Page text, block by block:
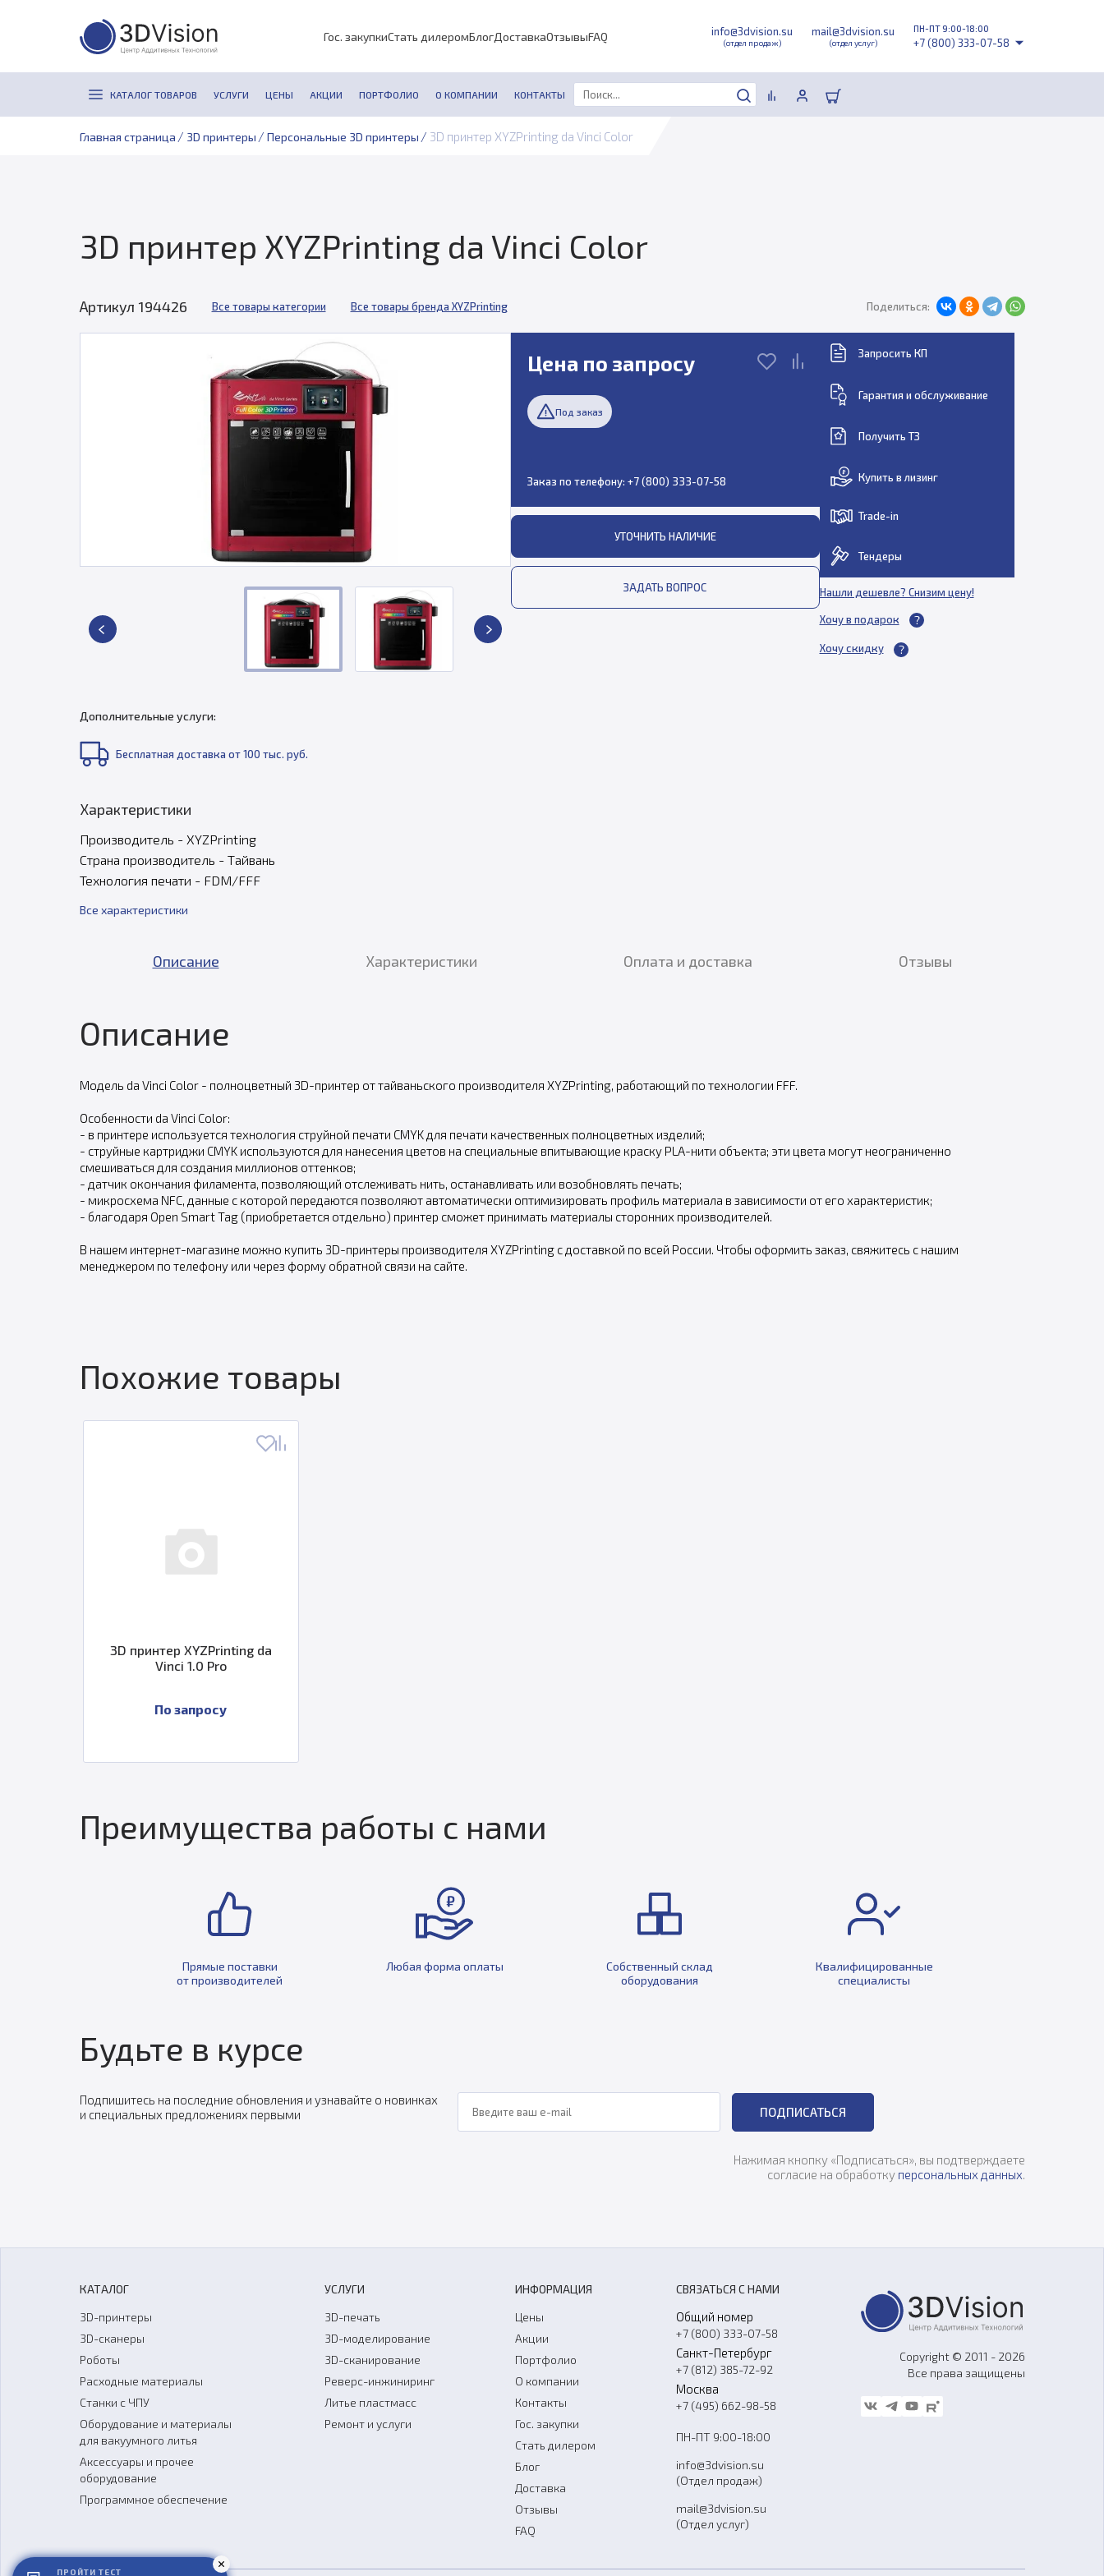
Гос. закупкиСтать дилеромБлогДоставкаОтзывыFAQ info@3dvision.su
(отдел продаж)
mail@3dvision.su
(отдел услуг)
ПН-ПТ 9:00-18:00
+7 (800) 333-07-58
КАТАЛОГ ТОВАРОВ УСЛУГИ ЦЕНЫ АКЦИИ ПОРТФОЛИО О КОМПАНИИ КОНТАКТЫ
Главная страница / 3D принтеры / Персональные 3D принтеры / 3D принтер XYZPrinting da Vinci Color
3D принтер XYZPrinting da Vinci Color
Артикул 194426 Все товары категории Все товары бренда XYZPrinting Поделиться:
Цена по запросу
Под заказ
Заказ по телефону: +7 (800) 333-07-58
УТОЧНИТЬ НАЛИЧИЕ
ЗАДАТЬ ВОПРОС
Запросить КП
Гарантия и обслуживание
Получить ТЗ
Купить в лизинг
Trade-in
Тендеры
Нашли дешевле? Снизим цену!
Хочу в подарок
Хочу скидку
Дополнительные услуги:
Бесплатная доставка от 100 тыс. руб.
Характеристики
Производитель - XYZPrinting
Страна производитель - Тайвань
Технология печати - FDM/FFF
Все характеристики
Описание Характеристики Оплата и доставка Отзывы
Описание
Модель da Vinci Color - полноцветный 3D-принтер от тайваньского производителя XYZPrinting, работающий по технологии FFF.
Особенности da Vinci Color:
- в принтере используется технология струйной печати CMYK для печати качественных полноцветных изделий;
- струйные картриджи CMYK используются для нанесения цветов на специальные впитывающие краску PLA-нити объекта; эти цвета могут неограниченно
смешиваться для создания миллионов оттенков;
- датчик окончания филамента, позволяющий отслеживать нить, останавливать или возобновлять печать;
- микросхема NFC, данные с которой передаются позволяют автоматически оптимизировать профиль материала в зависимости от его характеристик;
- благодаря Open Smart Tag (приобретается отдельно) принтер сможет принимать материалы сторонних производителей.
В нашем интернет-магазине можно купить 3D-принтеры производителя XYZPrinting с доставкой по всей России. Чтобы оформить заказ, свяжитесь с нашим
менеджером по телефону или через форму обратной связи на сайте.
Похожие товары
3D принтер XYZPrinting da
Vinci 1.0 Pro
По запросу
Преимущества работы с нами
Прямые поставки
от производителей
Любая форма оплаты
Собственный склад
оборудования
Квалифицированные
специалисты
Будьте в курсе
Подпишитесь на последние обновления и узнавайте о новинках
и специальных предложениях первыми
ПОДПИСАТЬСЯ
Нажимая кнопку «Подписаться», вы подтверждаете
согласие на обработку персональных данных.
КАТАЛОГ
3D-принтеры
3D-сканеры
Роботы
Расходные материалы
Станки с ЧПУ
Оборудование и материалы
для вакуумного литья
Аксессуары и прочее
оборудование
Программное обеспечение
УСЛУГИ
3D-печать
3D-моделирование
3D-сканирование
Реверс-инжиниринг
Литье пластмасс
Ремонт и услуги
ИНФОРМАЦИЯ
Цены
Акции
Портфолио
О компании
Контакты
Гос. закупки
Стать дилером
Блог
Доставка
Отзывы
FAQ
СВЯЗАТЬСЯ С НАМИ
Общий номер
+7 (800) 333-07-58
Санкт-Петербург
+7 (812) 385-72-92
Москва
+7 (495) 662-98-58
ПН-ПТ 9:00-18:00
info@3dvision.su
(Отдел продаж)
mail@3dvision.su
(Отдел услуг)
Copyright © 2011 - 2026
Все права защищены
ПРОЙТИ ТЕСТ